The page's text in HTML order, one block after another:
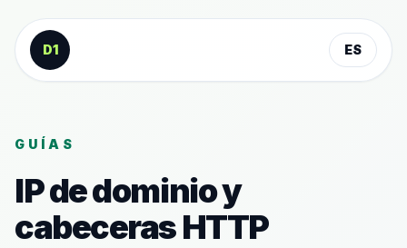
Saltar al contenido
D1
ES
GUÍAS
IP de dominio y
cabeceras HTTP